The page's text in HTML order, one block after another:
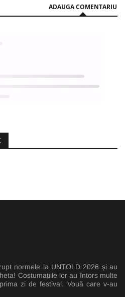
ADAUGA COMENTARIU
normele la UNTOLD 2026 și au
Costumațiile lor au întors multe
zi de festival. Vouă care v-au